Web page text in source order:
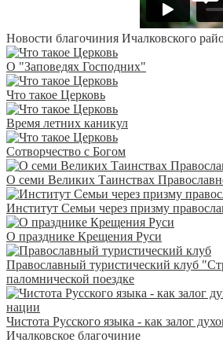
Новости благочиния Ичалковского
О "Заповедях Господних"
Что такое Церковь
Время летних каникул
Сотворчество с Богом
О семи Великих Таинствах
Институт Семьи через призму
О празднике Крещения Руси
Православный туристический клуб
паломнической поездке
Чистота Русского языка - как залог
Ичалковское благочиние